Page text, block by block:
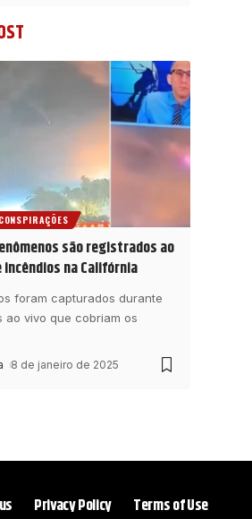
são registrados ao
na Califórnia
foram capturados durante
ao vivo que cobriam os
8 de janeiro de 2025
Privacy Policy Terms of Use